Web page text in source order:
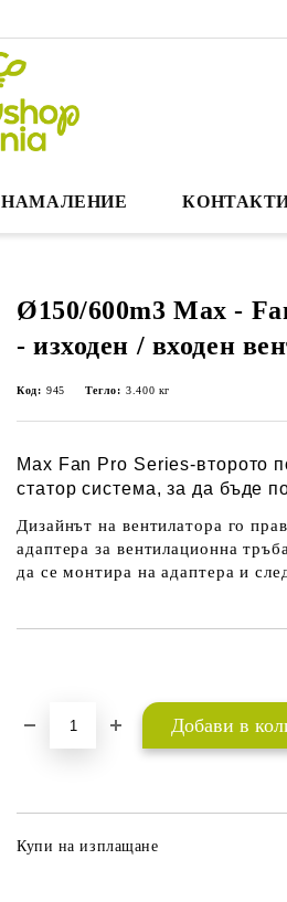
НАМАЛЕНИЕ
Ø150/600m3 Max -
- изходен / входен
Код: 945 Тегло: 3.400 кг
Max Fan Pro Series-второто
статор система, за да бъде
Дизайнът на вентилатора го
адаптера за вентилационна
да се монтира на адаптера и
Купи на изплащане